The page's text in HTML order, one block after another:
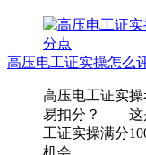
高压电工证实操怎么
高压电工证实
易扣分？——这
工证实操满分
机会、...